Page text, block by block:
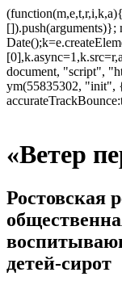
document, "script",
ym(55835302, "init",
«Ветер
Ростовская
детей-сирот